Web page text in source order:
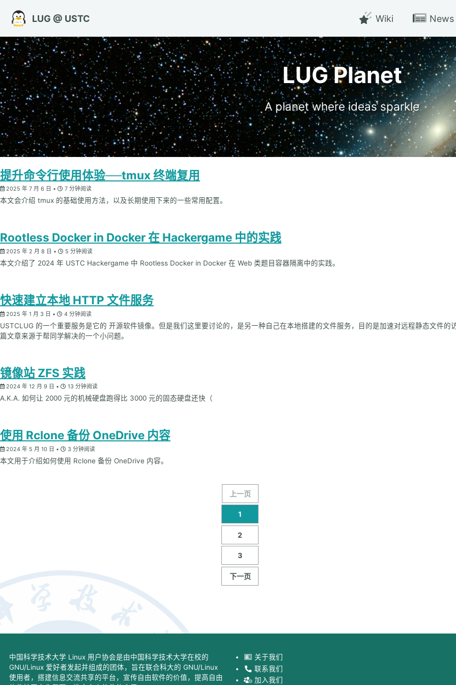
LUG @ USTC
Wiki News
LUG Planet
A planet where ideas sparkle
提升命令行使用体验──tmux 终端复用
2025 年 7 月 6 日 7 分钟阅读
本文会介绍 tmux 的基础使用方法，以及长期使用下来的一些常用配置。
Rootless Docker in Docker 在 Hackergame 中的实践
2025 年 2 月 8 日 5 分钟阅读
本文介绍了 2024 年 USTC Hackergame 中 Rootless Docker in Docker 在 Web 类题目容器隔离中的实践。
快速建立本地 HTTP 文件服务
2025 年 1 月 3 日 4 分钟阅读
USTCLUG 的一个重要服务是它的 开源软件镜像。但是我们这里要讨论的，是另一种自己在本地搭建的文件服务，目的是加速对远程静态文件的
篇文章来源于帮同学解决的一个小问题。
镜像站 ZFS 实践
2024 年 12 月 9 日 13 分钟阅读
A.K.A. 如何让 2000 元的机械硬盘跑得比 3000 元的固态硬盘还快（
使用 Rclone 备份 OneDrive 内容
2024 年 5 月 10 日 3 分钟阅读
本文用于介绍如何使用 Rclone 备份 OneDrive 内容。
上一页
1
2
3
下一页
中国科学技术大学 Linux 用户协会是由中国科学技术大学在校的
GNU/Linux 爱好者发起并组成的团体，旨在联合科大的 GNU/Linux
使用者，搭建信息交流共享的平台，宣传自由软件的价值，提高自由
关于我们
联系我们
加入我们